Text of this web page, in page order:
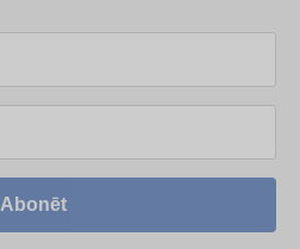
Abonēt